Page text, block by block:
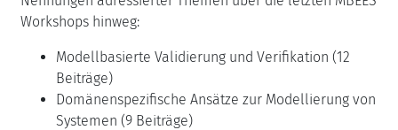
Workshops hinweg:
Modellbasierte Validierung und Verifikation (12
Beiträge)
Domänenspezifische Ansätze zur Modellierung von
Systemen (9 Beiträge)